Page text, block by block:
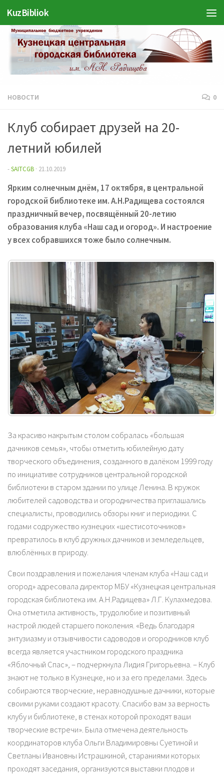
Перейти к содержимому
KuzBibliok
НОВОСТИ 0
Клуб собирает друзей на 20-
летний юбилей
-SAITCGB · 21.10.2019
Ярким солнечным днём, 17 октября, в центральной
городской библиотеке им. А.Н.Радищева состоялся
праздничный вечер, посвящённый 20-летию
образования клуба «Наш сад и огород». И настроение
у всех собравшихся тоже было солнечным.
За красиво накрытым столом собралась «большая
дачников семья», чтобы отметить юбилейную дату
творческого объединения, созданного в далёком 1999 году
по инициативе сотрудников центральной городской
библиотеки в старом здании по улице Ленина. В кружок
любителей садоводства и огородничества приглашались
специалисты, проводились обзоры книг и периодики. С
годами содружество кузнецких «шестисоточников»
превратилось в клуб дружных дачников и земледельцев,
влюблённых в природу.
Свои поздравления и пожелания членам клуба «Наш сад и
огород» адресовала директор МБУ «Кузнецкая центральная
городская библиотека им. А.Н.Радищева» Л.Г. Кулахмедова.
Она отметила активность, трудолюбие и позитивный
настрой людей старшего поколения. «Ведь благодаря
энтузиазму и отзывчивости садоводов и огородников клуб
всегда является участником городского праздника
«Яблочный Спас», – подчеркнула Лидия Григорьевна. – Клуб
знают не только в Кузнецке, но и за его пределами. Здесь
собираются творческие, неравнодушные дачники, которые
своими руками создают красоту. Спасибо вам за верность
клубу и библиотеке, в стенах которой проходят ваши
творческие встречи». Была отмечена деятельность
координаторов клуба Ольги Владимировны Суетиной и
Светланы Ивановны Истрашкиной, стараниями которых
проходят заседания, организуются выставки плодов и